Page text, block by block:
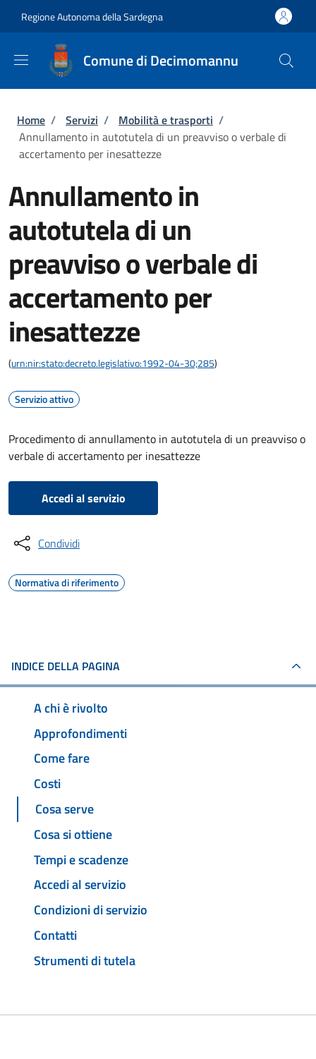
Regione Autonoma della Sardegna
Comune di Decimomannu
Briciole di pane
Home / Servizi / Mobilità e trasporti /
Annullamento in autotutela di un preavviso o verbale di
accertamento per inesattezze
Annullamento in
autotutela di un
preavviso o verbale di
accertamento per
inesattezze
(urn:nir:stato:decreto.legislativo:1992-04-30;285)
Servizio attivo
Procedimento di annullamento in autotutela di un preavviso o
verbale di accertamento per inesattezze
Accedi al servizio
Condividi
Normativa di riferimento
INDICE DELLA PAGINA
A chi è rivolto
Approfondimenti
Come fare
Costi
Cosa serve
Cosa si ottiene
Tempi e scadenze
Accedi al servizio
Condizioni di servizio
Contatti
Strumenti di tutela